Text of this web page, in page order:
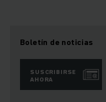
Boletín de noticias
SUSCRIBIRSE
AHORA